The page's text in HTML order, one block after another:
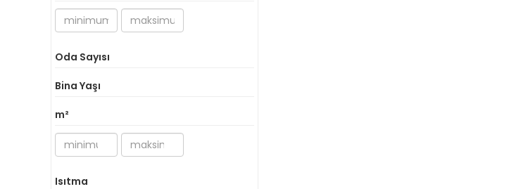
Oda Sayısı
Bina Yaşı
m²
Isıtma